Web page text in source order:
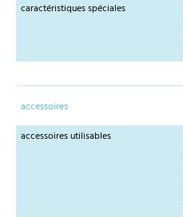
caractéristiques spéciales
accessoires
accessoires utilisables